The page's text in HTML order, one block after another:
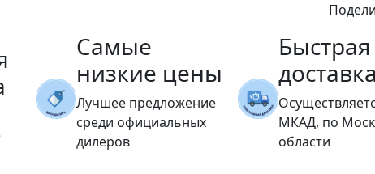
Самые
низкие цены
Лучшее предложение
среди официальных
дилеров
Быстрая
доставка
МКАД, по
области